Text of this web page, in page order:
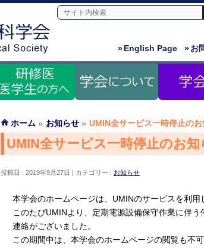
»お
»English Page
ホーム » お知らせ » UMIN全サービス一時停止の
UMIN全サービス一時停止のお知
投稿日 : 2019年9月27日 カテゴリー : お知らせ
本学会のホームページは、UMINのサービスを利用
このたびUMINより、定期電源設備保守作業に伴
連絡がございました。
この期間中は、本学会のホームページの閲覧も不